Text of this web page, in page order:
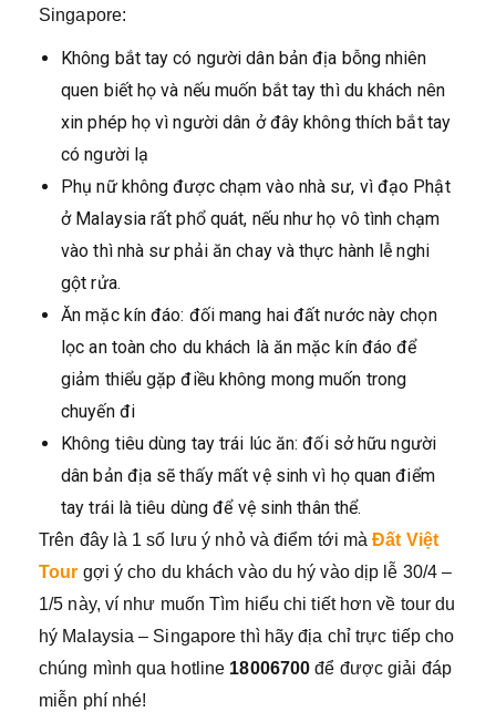
Singapore:
Không bắt tay có người dân bản địa bỗng nhiên
quen biết họ và nếu muốn bắt tay thì du khách nên
xin phép họ vì người dân ở đây không thích bắt tay
có người lạ
Phụ nữ không được chạm vào nhà sư, vì đạo Phật
ở Malaysia rất phổ quát, nếu như họ vô tình chạm
vào thì nhà sư phải ăn chay và thực hành lễ nghi
gột rửa.
Ăn mặc kín đáo: đối mang hai đất nước này chọn
lọc an toàn cho du khách là ăn mặc kín đáo để
giảm thiểu gặp điều không mong muốn trong
chuyến đi
Không tiêu dùng tay trái lúc ăn: đối sở hữu người
dân bản địa sẽ thấy mất vệ sinh vì họ quan điểm
tay trái là tiêu dùng để vệ sinh thân thể.
Trên đây là 1 số lưu ý nhỏ và điểm tới màĐất Việt
Tour gợi ý cho du khách vào du hý vào dịp lễ 30/4 –
1/5 này, ví như muốn Tìm hiểu chi tiết hơn về tour du
hý Malaysia – Singapore thì hãy địa chỉ trực tiếp cho
chúng mình qua hotline 18006700 để được giải đáp
miễn phí nhé!